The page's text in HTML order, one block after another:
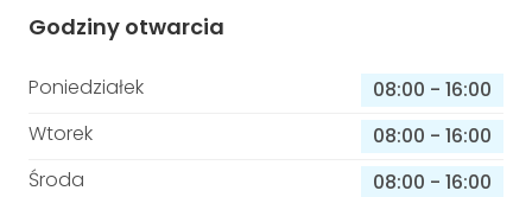
Godziny otwarcia
Poniedziałek 08:00 - 16:00
Wtorek
08:00 - 16:00
Środa
08:00 - 16:00